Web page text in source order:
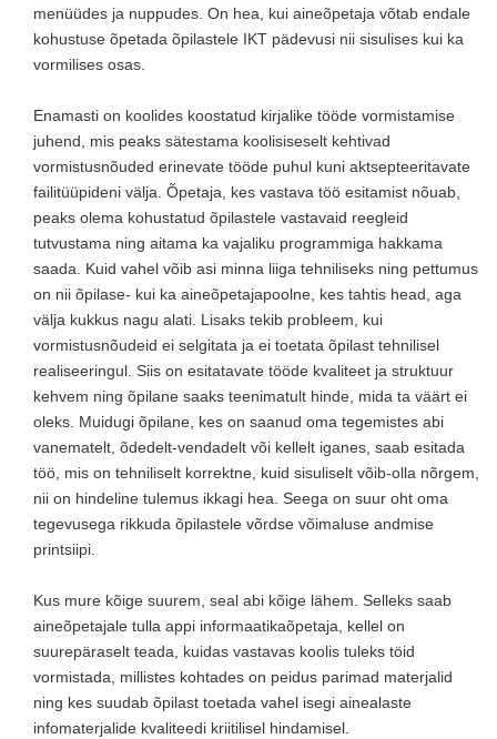
menüüdes ja nuppudes. On hea, kui aineõpetaja võtab endale
kohustuse õpetada õpilastele IKT pädevusi nii sisulises kui ka
vormilises osas.
Enamasti on koolides koostatud kirjalike tööde vormistamise
juhend, mis peaks sätestama koolisiseselt kehtivad
vormistusnõuded erinevate tööde puhul kuni aktsepteeritavate
failitüüpideni välja. Õpetaja, kes vastava töö esitamist nõuab,
peaks olema kohustatud õpilastele vastavaid reegleid
tutvustama ning aitama ka vajaliku programmiga hakkama
saada. Kuid vahel võib asi minna liiga tehniliseks ning pettumus
on nii õpilase- kui ka aineõpetajapoolne, kes tahtis head, aga
välja kukkus nagu alati. Lisaks tekib probleem, kui
vormistusnõudeid ei selgitata ja ei toetata õpilast tehnilisel
realiseeringul. Siis on esitatavate tööde kvaliteet ja struktuur
kehvem ning õpilane saaks teenimatult hinde, mida ta väärt ei
oleks. Muidugi õpilane, kes on saanud oma tegemistes abi
vanematelt, õdedelt-vendadelt või kellelt iganes, saab esitada
töö, mis on tehniliselt korrektne, kuid sisuliselt võib-olla nõrgem,
nii on hindeline tulemus ikkagi hea. Seega on suur oht oma
tegevusega rikkuda õpilastele võrdse võimaluse andmise
printsiipi.
Kus mure kõige suurem, seal abi kõige lähem. Selleks saab
aineõpetajale tulla appi informaatikaõpetaja, kellel on
suurepäraselt teada, kuidas vastavas koolis tuleks töid
vormistada, millistes kohtades on peidus parimad materjalid
ning kes suudab õpilast toetada vahel isegi ainealaste
infomaterjalide kvaliteedi kriitilisel hindamisel.